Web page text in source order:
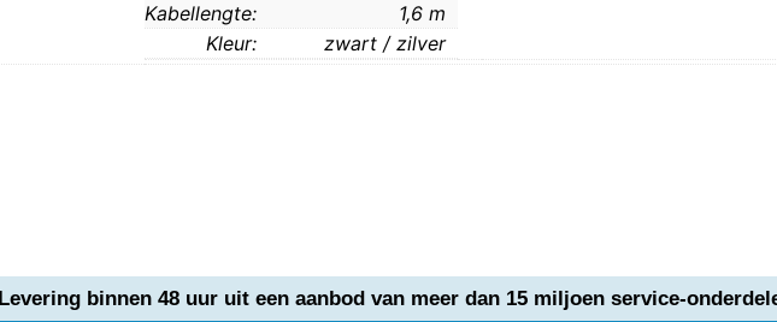
Kabellengte:
1,6 m
Kleur:
zwart / zilver
Levering binnen 48 uur uit een aanbod van meer dan 15 miljoen service-